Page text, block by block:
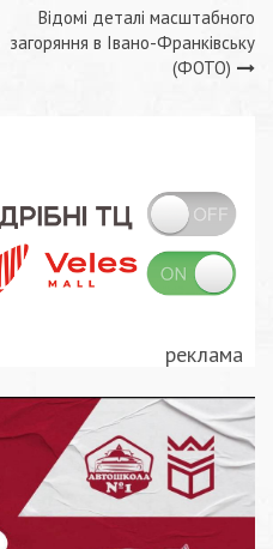
Відомі деталі масштабного
загоряння в Івано-Франківську
(ФОТО)